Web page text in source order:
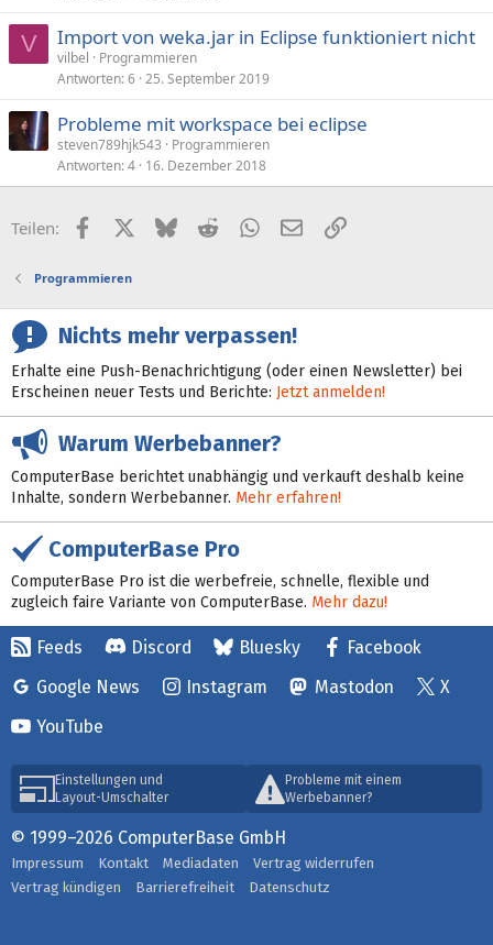
V Import von weka.jar in Eclipse funktioniert nicht
vilbel
Programmieren
Antworten 6 25. September 2019
Probleme mit workspace bei eclipse
steven789hjk543
Programmieren
Antworten 4 16. Dezember 2018
Teilen: FacebookX (Twitter)
BlueskyRedditWhatsApp
E-MailLink
Programmieren
Nichts mehr verpassen!
Erhalte eine Push-Benachrichtigung (oder einen Newsletter) bei
Erscheinen neuer Tests und Berichte: Jetzt anmelden!
Warum Werbebanner?
ComputerBase berichtet unabhängig und verkauft deshalb keine
Inhalte, sondern Werbebanner. Mehr erfahren!
ComputerBase Pro
ComputerBase Pro ist die werbefreie, schnelle, flexible und
zugleich faire Variante von ComputerBase. Mehr dazu!
Feeds Discord Bluesky
Facebook
Google News
Instagram Mastodon
X
YouTube
Einstellungen und
Layout-Umschalter
Probleme mit einem
Werbebanner?
© 1999–2026 ComputerBase GmbH
Impressum Kontakt Mediadaten
Vertrag widerrufen
Vertrag kündigen
Barrierefreiheit Datenschutz